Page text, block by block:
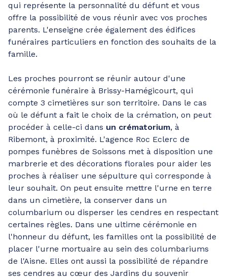
qui représente la personnalité du défunt et vous
offre la possibilité de vous réunir avec vos proches
parents. L'enseigne crée également des édifices
funéraires particuliers en fonction des souhaits de la
famille.
Les proches pourront se réunir autour d'une
cérémonie funéraire à Brissy-Hamégicourt, qui
compte 3 cimetières sur son territoire. Dans le cas
où le défunt a fait le choix de la crémation, on peut
procéder à celle-ci dans un crématorium, à
Ribemont, à proximité. L'agence Roc Eclerc de
pompes funèbres de Soissons met à disposition une
marbrerie et des décorations florales pour aider les
proches à réaliser une sépulture qui corresponde à
leur souhait. On peut ensuite mettre l'urne en terre
dans un cimetière, la conserver dans un
columbarium ou disperser les cendres en respectant
certaines règles. Dans une ultime cérémonie en
l'honneur du défunt, les familles ont la possibilité de
placer l'urne mortuaire au sein des columbariums
de l'Aisne. Elles ont aussi la possibilité de répandre
ses cendres au cœur des Jardins du souvenir